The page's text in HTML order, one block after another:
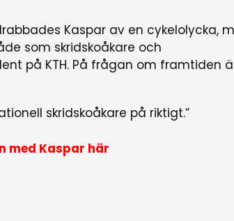
Kaspar av en cykelolycka,
som skridskoåkare och
på KTH. På frågan om framtiden
skridskoåkare på riktigt.”
med Kaspar här